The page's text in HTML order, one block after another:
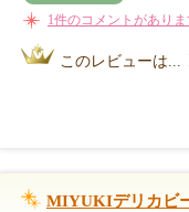
1件のコメントがありま
このレビューは...
MIYUKIデリカビ